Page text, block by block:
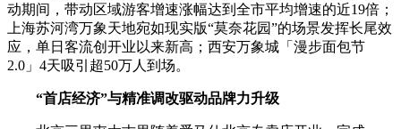
动期间，带动区域游客增速涨幅达到全市平均增速的近19倍；
上海苏河湾万象天地宛如现实版“莫奈花园”的场景发挥长尾效
应，单日客流创开业以来新高；西安万象城「漫步面包节
2.0」4天吸引超50万人到场。
“首店经济”与精准调改驱动品牌力升级